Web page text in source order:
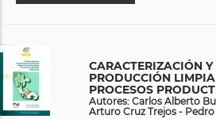
CARACTERIZACIÓN
PRODUCCIÓN
PROCESOS
Autores: Carlos Alberto
Arturo Cruz Trejos -